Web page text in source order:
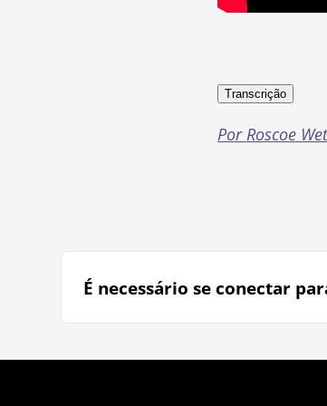
Transcrição
Por Roscoe
É necessário se conectar